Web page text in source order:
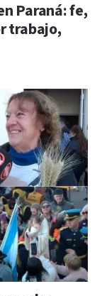
Paraná: fe,
trabajo,